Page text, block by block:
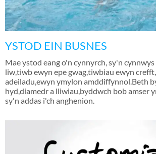
YSTOD EIN BUSNES
Mae ystod eang o'n cynnyrch, sy'n
liw,tiwb ewyn epe gwag,tiwbiau ewyn
adeiladu,ewyn ymylon amddiffynnol.Beth
hyd,diamedr a lliwiau,byddwch bob amser
sy'n addas i'ch anghenion.